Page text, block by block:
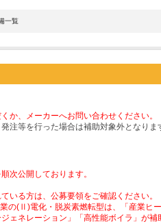
一覧
か、メーカーへお問い合わせください。
等を行った場合は補助対象外となりま
次公開しております。
いる方は、公募要領をご確認ください。
の(Ⅱ)電化・脱炭素燃転型は、「産業ヒ
ェネレーション」「高性能ボイラ」が補